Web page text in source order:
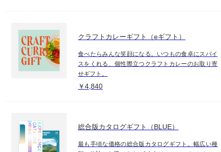
クラフトカレーギフト（eギフト）
食べたらみんな笑顔になる。いつもの食卓にスパイ
スをくれる、個性際立つクラフトカレーのお取り寄
せギフト。
￥4,840
総合版カタログギフト（BLUE）
最も手頃な価格の総合版カタログギフト。幅広い種